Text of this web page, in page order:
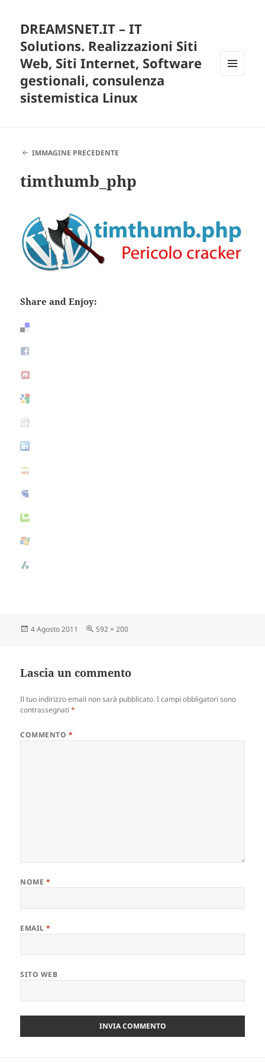
DREAMSNET.IT – IT
Solutions. Realizzazioni Siti
Web, Siti Internet, Software
gestionali, consulenza
sistemistica Linux
IMMAGINE PRECEDENTE
timthumb_php
Share and Enjoy:
Scritto
4 Agosto 2011
Dimensione
592 × 200
Lascia un commento
Il tuo indirizzo email non sarà pubblicato. I campi obbligatori sono
contrassegnati*
COMMENTO *
NOME *
EMAIL*
SITO WEB